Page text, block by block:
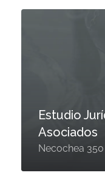
Estudio
Asociados
Necochea 350